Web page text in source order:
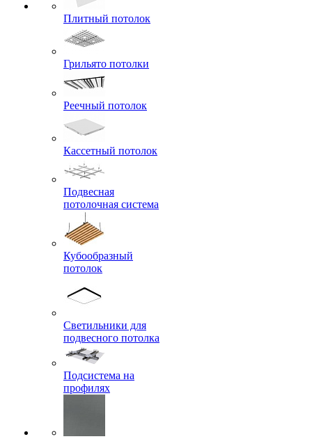
Плитный потолок
Грильято потолки
Реечный потолок
Кассетный потолок
Подвесная
потолочная система
Кубообразный
потолок
Светильники для
подвесного потолка
Подсистема на
профилях